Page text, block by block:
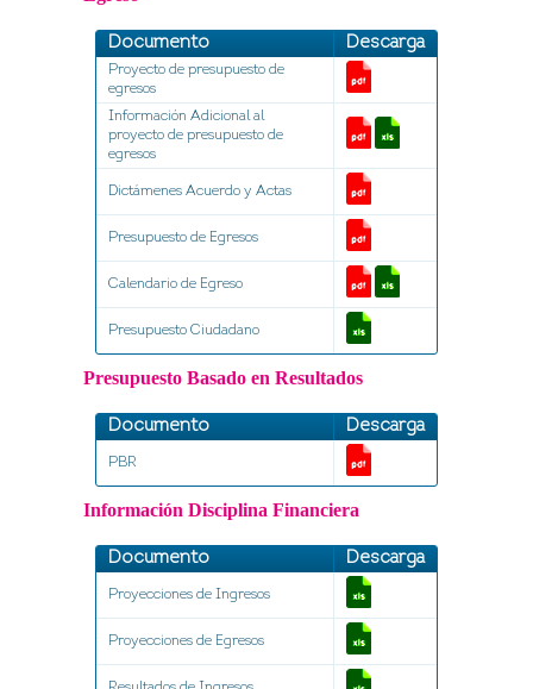
Documento Descarga
Proyecto de presupuesto de
egresos
Información Adicional al
proyecto de presupuesto de
egresos
Dictámenes Acuerdo y Actas
Presupuesto de Egresos
Calendario de Egreso
Presupuesto Ciudadano
Presupuesto Basado en Resultados
Documento Descarga
PBR
Información Disciplina Financiera
Documento Descarga
Proyecciones de Ingresos
Proyecciones de Egresos